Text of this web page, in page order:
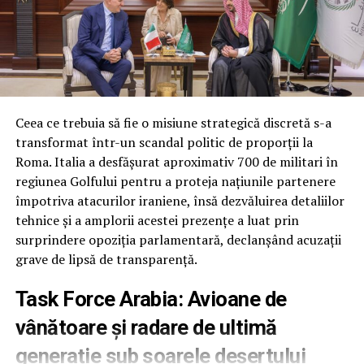
interceptoarele PAC-3 pentru sistemul Patriot,
rachetele de croazieră Tomahawk, rachetele aer-aer
AMRAAM și două variante ale rachetelor Standard
Missile-3. Fără această derogare, guvernul riscă
penalități de anulare a contractelor multianuale din
cauza cantităților negociate anterior.
În locul acestor flexibilități, Senatul a inclus doar
prevederile standard care interzic Pentagonului să
inițieze programe noi sau contracte multianuale
folosind fondurile din rezoluția de continuare.
Fără scutire de la reducerile automate de cheltuieli
reconciliere aprobate anul trecut de la mecanismul de
sechestrare (reduceri automate). Fără această excepție,
aproximativ 8% din fondurile neangajate ar deveni
Ceea ce trebuia să fie o misiune strategică discretă s-a
transformat într-un scandal politic de proporții la
Roma. Italia a desfășurat aproximativ 700 de militari în
regiunea Golfului pentru a proteja națiunile partenere
împotriva atacurilor iraniene, însă dezvăluirea detaliilor
tehnice și a amplorii acestei prezențe a luat prin
surprindere opoziția parlamentară, declanșând acuzații
grave de lipsă de transparență.
Task Force Arabia: Avioane de
vânătoare și radare de ultimă
generație sub soarele deșertului